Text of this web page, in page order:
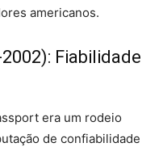
americanos.
Fiabilidade
era um rodeio
de confiabilidade